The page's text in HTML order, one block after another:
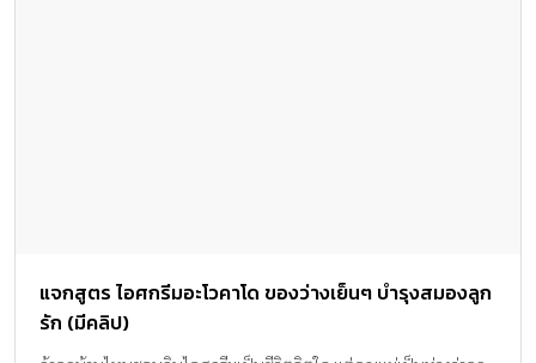
แจกสูตร ไอศกรีมอะโวคาโด ของว่างเย็นๆ บำรุงสมองลูก
รัก (มีคลิป)